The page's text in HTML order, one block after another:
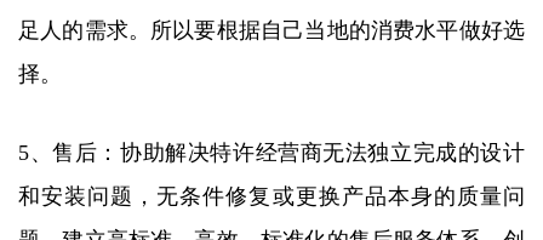
足人的需求。所以要根据自己当地的消费水平做好选
择。
5、售后：协助解决特许经营商无法独立完成的设计
和安装问题，无条件修复或更换产品本身的质量问